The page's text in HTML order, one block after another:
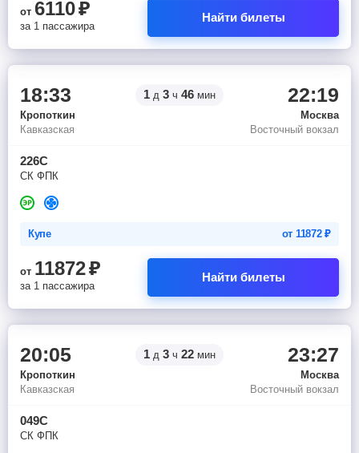
от 6110₽
за 1 пассажира
Найти билеты
18:33 1 д 3 ч 46 мин 22:19
Кропоткин
Москва
Кавказская
Восточный вокзал
226С
СК ФПК
Купе от 11872₽
от 11872₽
за 1 пассажира
Найти билеты
20:05 1 д 3 ч 22 мин 23:27
Кропоткин
Москва
Кавказская
Восточный вокзал
049С
СК ФПК